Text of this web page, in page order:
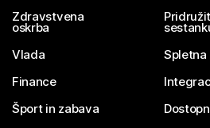
Zdravstvena
oskrba
Vlada
Finance
Šport in zabava